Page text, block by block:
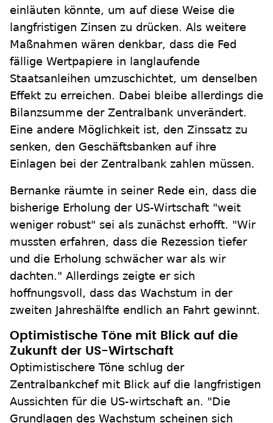
einläuten könnte, um auf diese Weise die
langfristigen Zinsen zu drücken. Als weitere
Maßnahmen wären denkbar, dass die Fed
fällige Wertpapiere in langlaufende
Staatsanleihen umzuschichtet, um denselben
Effekt zu erreichen. Dabei bleibe allerdings die
Bilanzsumme der Zentralbank unverändert.
Eine andere Möglichkeit ist, den Zinssatz zu
senken, den Geschäftsbanken auf ihre
Einlagen bei der Zentralbank zahlen müssen.
Bernanke räumte in seiner Rede ein, dass die
bisherige Erholung der US-Wirtschaft "weit
weniger robust" sei als zunächst erhofft. "Wir
mussten erfahren, dass die Rezession tiefer
und die Erholung schwächer war als wir
dachten." Allerdings zeigte er sich
hoffnungsvoll, dass das Wachstum in der
zweiten Jahreshälfte endlich an Fahrt gewinnt.
Optimistische Töne mit Blick auf die
Zukunft der US-Wirtschaft
Optimistischere Töne schlug der
Zentralbankchef mit Blick auf die langfristigen
Aussichten für die US-wirtschaft an. "Die
Grundlagen des Wachstum scheinen sich